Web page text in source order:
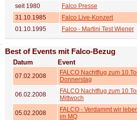
seit 1980
Falco Presse
31.10.1985
Falco Live-Konzert
01.10.1995
Falco - Martini Test Wiener
Best of Events mit Falco-Bezug
Datum Event
07.02.2008
FALCO Nachtflug zum
Donnerstag
06.02.2008
FALCO Nachtflug zum
Mittwoch
05.02.2008
FALCO - Verdammt wir
im MQ